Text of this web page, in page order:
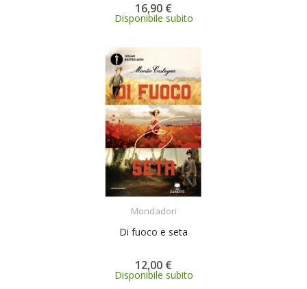
16,90 €
Disponibile subito
Mondadori
Di fuoco e seta
12,00 €
Disponibile subito